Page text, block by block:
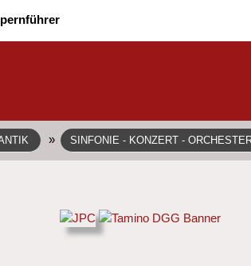
» SINFONIE - KONZERT -